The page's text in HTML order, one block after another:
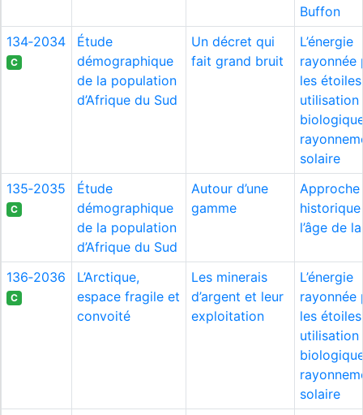
Buffon
134‑2034
C
Étude
démographique
de la population
d’Afrique du Sud
Un décret qui
fait grand bruit
L’énergie
rayonnée
les
utilisation
solaire
135‑2035
C
Étude
démographique
de la population
d’Afrique du Sud
Autour d’une
gamme
Approche
l’âge de
136‑2036
C
L’Arctique,
espace fragile et
convoité
Les minerais
d’argent et leur
exploitation
L’énergie
rayonnée
les
utilisation
solaire